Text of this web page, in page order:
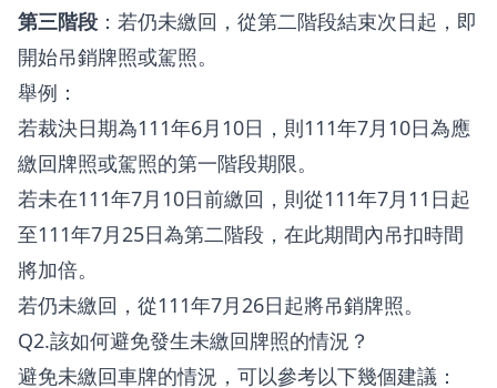
第三階段 ：若仍未繳回，從第二階段結束次日起，即
開始吊銷牌照或駕照。
舉例：
若裁決日期為111年6月10日，則111年7月10日為應
繳回牌照或駕照的第一階段期限。
若未在111年7月10日前繳回，則從111年7月11日起
至111年7月25日為第二階段，在此期間內吊扣時間
將加倍。
若仍未繳回，從111年7月26日起將吊銷牌照。
Q2.該如何避免發生未繳回牌照的情況？
避免未繳回車牌的情況，可以參考以下幾個建議：